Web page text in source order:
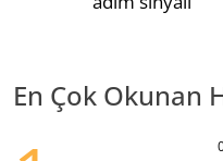
En Çok Okunan